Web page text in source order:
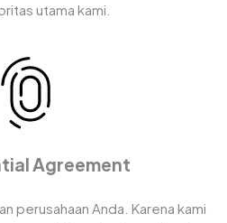
utama kami.
Agreement
perusahaan Anda. Karena kami